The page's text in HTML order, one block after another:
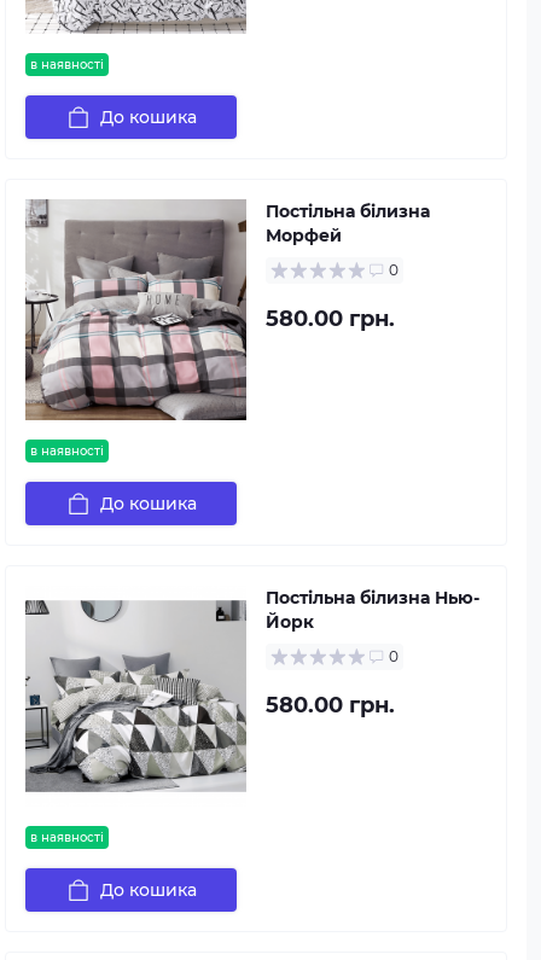
в наявності
До кошика
в наявності
Постільна білизна
Морфей
0
580.00 грн.
До кошика
в наявності
Постільна білизна Нью-
Йорк
0
580.00 грн.
До кошика